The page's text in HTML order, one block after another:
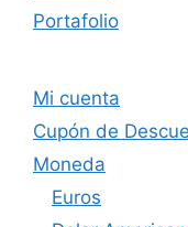
Portafolio
Mi cuenta
Cupón de
Moneda
Euros